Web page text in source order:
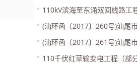
110kV滨海至东涌双回线路工
(汕环函〔2017〕260号)汕尾
(汕环函〔2017〕261号)汕尾
110千伏红草输变电工程（部